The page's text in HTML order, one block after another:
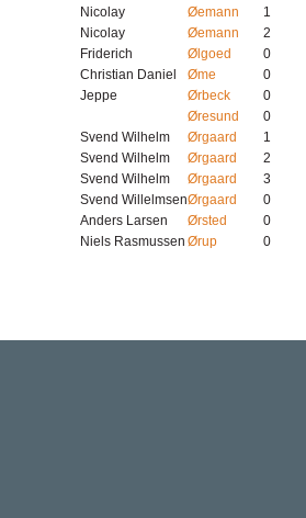
Nicolay
Øemann
1
Nicolay
Øemann
2
Friderich
Ølgoed
0
Christian Daniel
Øme
0
Jeppe
Ørbeck
0
Øresund
0
Svend Wilhelm
Ørgaard
1
Svend Wilhelm
Ørgaard
2
Svend Wilhelm
Ørgaard
3
Svend WillelmsenØrgaard
0
Anders Larsen
Ørsted
0
Niels Rasmussen Ørup 0